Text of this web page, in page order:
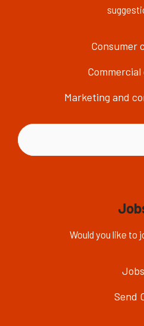
Consumer
Marketing and
Would you like to
Jobs
Send